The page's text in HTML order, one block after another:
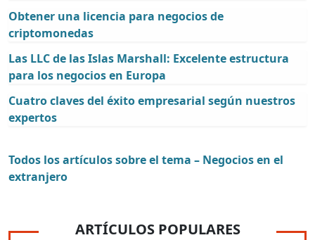
Obtener una licencia para negocios de
criptomonedas
Las LLC de las Islas Marshall: Excelente estructura
para los negocios en Europa
Cuatro claves del éxito empresarial según nuestros
expertos
Todos los artículos sobre el tema – Negocios en el
extranjero
ARTÍCULOS POPULARES